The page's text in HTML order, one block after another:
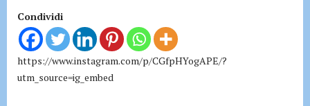
t
o
n
Condividi
https://www.instagram.com/p/CGfpHYogAPE/?
utm_source=ig_embed